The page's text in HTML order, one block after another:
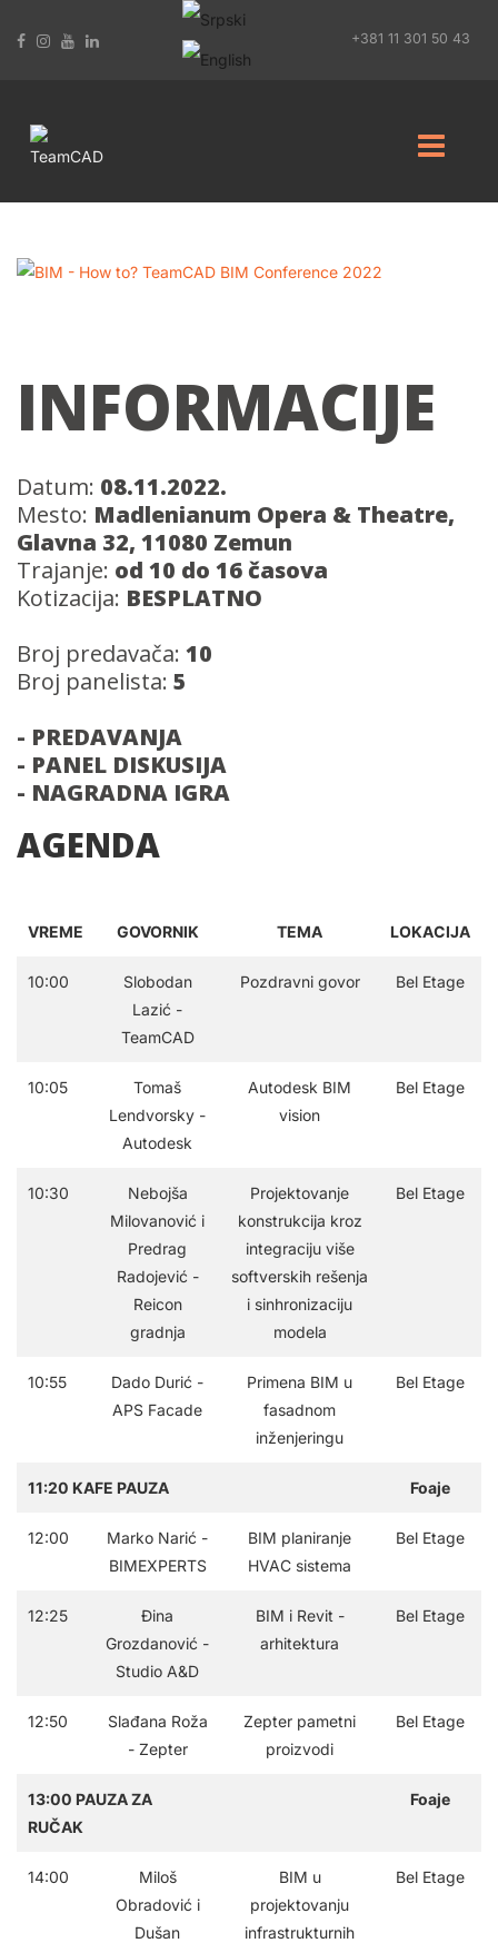
+381 11 301 50 43
INFORMACIJE
Datum: 08.11.2022.
Mesto: Madlenianum Opera & Theatre,
Glavna 32, 11080 Zemun
Trajanje: od 10 do 16 časova
Kotizacija: BESPLATNO
Broj predavača: 10
Broj panelista: 5
- PREDAVANJA
- PANEL DISKUSIJA
- NAGRADNA IGRA
AGENDA
VREME GOVORNIK TEMA LOKACIJA
10:00
Slobodan
Lazić -
TeamCAD
Pozdravni govor Bel Etage
10:05
Tomaš
Lendvorsky -
Autodesk
Autodesk BIM
vision
Bel Etage
10:30
Nebojša
Milovanović i
Predrag
Radojević -
Reicon
gradnja
Projektovanje
konstrukcija kroz
integraciju više
softverskih rešenja
i sinhronizaciju
modela
Bel Etage
10:55
Dado Durić -
APS Facade
Primena BIM u
fasadnom
inženjeringu
Bel Etage
11:20 KAFE PAUZA Foaje
12:00
Marko Narić -
BIMEXPERTS
BIM planiranje
HVAC sistema
Bel Etage
12:25
Đina
Grozdanović -
Studio A&D
BIM i Revit -
arhitektura
Bel Etage
12:50
Slađana Roža
- Zepter
Zepter pametni
proizvodi
Bel Etage
13:00 PAUZA ZA
RUČAK
Foaje
14:00
Miloš
Obradović i
Dušan
BIM u
projektovanju
infrastrukturnih
Bel Etage